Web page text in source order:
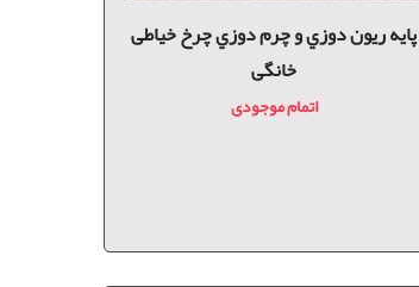
پايه ريون دوزي و چرم دوزي چرخ خیاطی
خانگی
اتمام موجودی